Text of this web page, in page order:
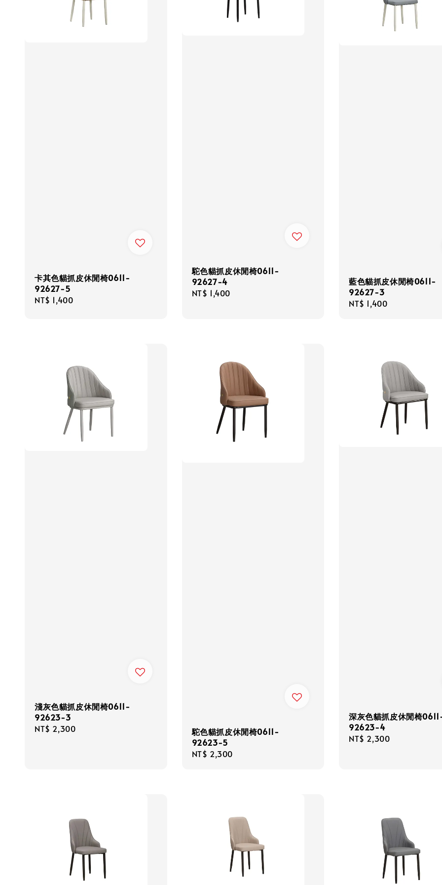
卡其色貓抓皮休閒椅0611-
92627-5
Regular
NT$ 1,400
駝色貓抓皮休閒椅0611-
92627-4
Regular
NT$ 1,400
藍色貓抓皮休閒椅0611-
92627-3
Regular
NT$ 1,400
淺灰色貓抓皮休閒椅0611-
92623-3
Regular
NT$ 2,300
駝色貓抓皮休閒椅0611-
92623-5
Regular
NT$ 2,300
深灰色貓抓皮休閒椅
92623-4
Regular
NT$ 2,300